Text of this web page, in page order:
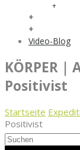
+
+
+
Video-Blog
KÖRPER |
Positivist
Startseite
Positivist